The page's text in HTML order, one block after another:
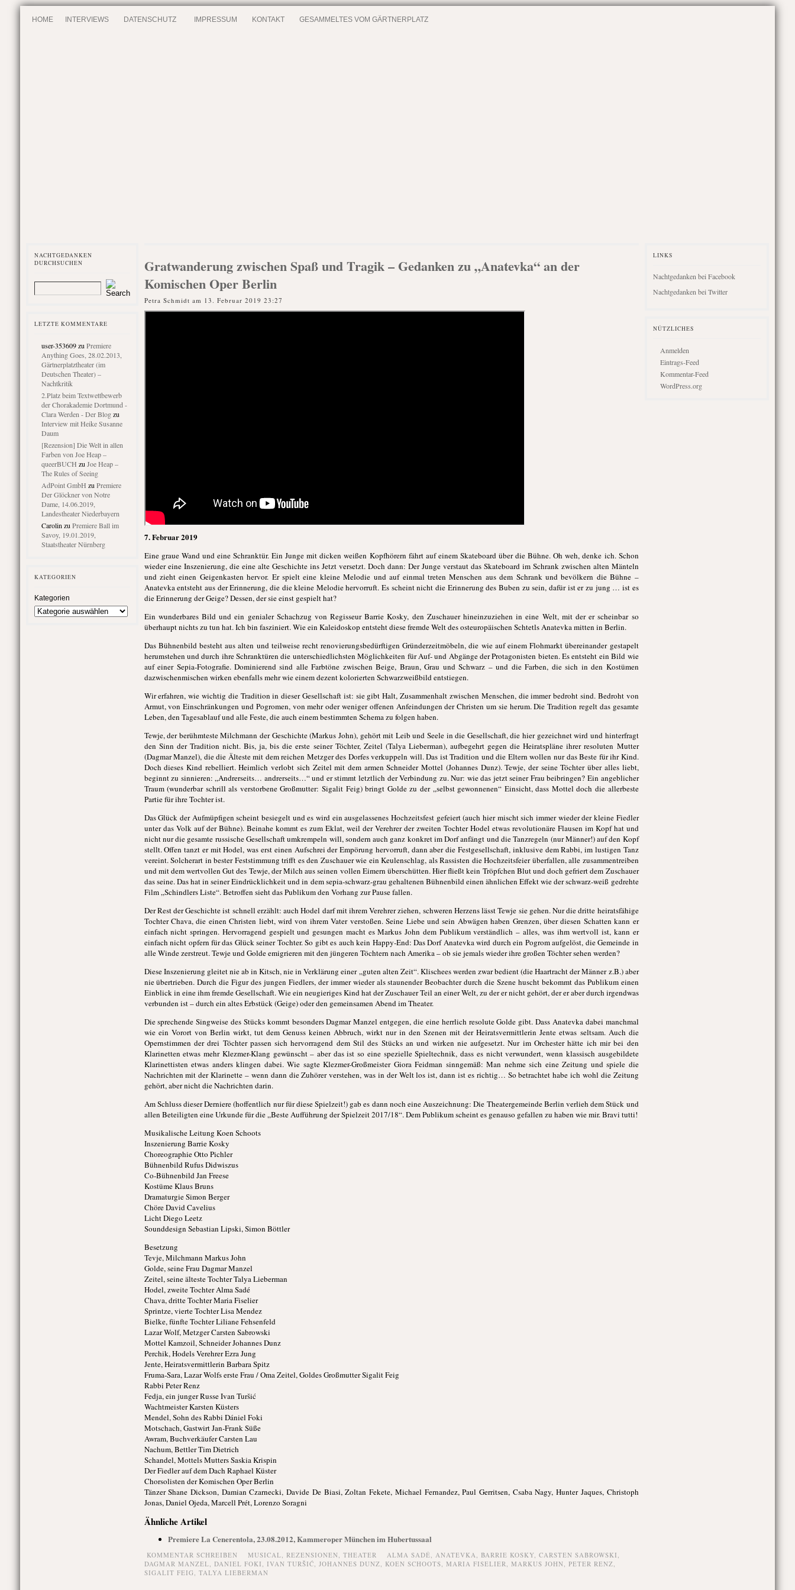
HOME INTERVIEWS DATENSCHUTZ IMPRESSUM KONTAKT GESAMMELTES VOM GÄRTNERPLATZ
NACHTGEDANKEN
DURCHSUCHEN
LETZTE KOMMENTARE
user-353609zu Premiere
Anything Goes, 28.02.2013,
Gärtnerplatztheater (im
Deutschen Theater) –
Nachtkritik
2.Platz beim Textwettbewerb
der Chorakademie Dortmund -
Clara Werden - Der Blogzu
Interview mit Heike Susanne
Daum
[Rezension] Die Welt in allen
Farben von Joe Heap –
queerBUCH zu Joe Heap –
The Rules of Seeing
AdPoint GmbH zu Premiere
Der Glöckner von Notre
Dame, 14.06.2019,
Landestheater Niederbayern
Carolin zu Premiere Ball im
Savoy, 19.01.2019,
Staatstheater Nürnberg
KATEGORIEN
Kategorien
Gratwanderung zwischen Spaß und Tragik – Gedanken zu „Anatevka“ an der
Komischen Oper Berlin
Petra Schmidt am 13. Februar 2019 23:27
7. Februar 2019
Eine graue Wand und eine Schranktür. Ein Junge mit dicken weißen Kopfhörern fährt auf einem Skateboard über die Bühne. Oh weh, denke ich. Schon
wieder eine Inszenierung, die eine alte Geschichte ins Jetzt versetzt. Doch dann: Der Junge verstaut das Skateboard im Schrank zwischen alten Mänteln
und zieht einen Geigenkasten hervor. Er spielt eine kleine Melodie und auf einmal treten Menschen aus dem Schrank und bevölkern die Bühne –
Anatevka entsteht aus der Erinnerung, die die kleine Melodie hervorruft. Es scheint nicht die Erinnerung des Buben zu sein, dafür ist er zu jung … ist es
die Erinnerung der Geige? Dessen, der sie einst gespielt hat?
Ein wunderbares Bild und ein genialer Schachzug von Regisseur Barrie Kosky, den Zuschauer hineinzuziehen in eine Welt, mit der er scheinbar so
überhaupt nichts zu tun hat. Ich bin fasziniert. Wie ein Kaleidoskop entsteht diese fremde Welt des osteuropäischen Schtetls Anatevka mitten in Berlin.
Das Bühnenbild besteht aus alten und teilweise recht renovierungsbedürftigen Gründerzeitmöbeln, die wie auf einem Flohmarkt übereinander gestapelt
herumstehen und durch ihre Schranktüren die unterschiedlichsten Möglichkeiten für Auf- und Abgänge der Protagonisten bieten. Es entsteht ein Bild wie
auf einer Sepia-Fotografie. Dominierend sind alle Farbtöne zwischen Beige, Braun, Grau und Schwarz – und die Farben, die sich in den Kostümen
dazwischenmischen wirken ebenfalls mehr wie einem dezent kolorierten Schwarzweißbild entstiegen.
Wir erfahren, wie wichtig die Tradition in dieser Gesellschaft ist: sie gibt Halt, Zusammenhalt zwischen Menschen, die immer bedroht sind. Bedroht von
Armut, von Einschränkungen und Pogromen, von mehr oder weniger offenen Anfeindungen der Christen um sie herum. Die Tradition regelt das gesamte
Leben, den Tagesablauf und alle Feste, die auch einem bestimmten Schema zu folgen haben.
Tewje, der berühmteste Milchmann der Geschichte (Markus John), gehört mit Leib und Seele in die Gesellschaft, die hier gezeichnet wird und hinterfragt
den Sinn der Tradition nicht. Bis, ja, bis die erste seiner Töchter, Zeitel (Talya Lieberman), aufbegehrt gegen die Heiratspläne ihrer resoluten Mutter
(Dagmar Manzel), die die Älteste mit dem reichen Metzger des Dorfes verkuppeln will. Das ist Tradition und die Eltern wollen nur das Beste für ihr Kind.
Doch dieses Kind rebelliert. Heimlich verlobt sich Zeitel mit dem armen Schneider Mottel (Johannes Dunz). Tewje, der seine Töchter über alles liebt,
beginnt zu sinnieren: „Andrerseits… andrerseits…“ und er stimmt letztlich der Verbindung zu. Nur: wie das jetzt seiner Frau beibringen? Ein angeblicher
Traum (wunderbar schrill als verstorbene Großmutter: Sigalit Feig) bringt Golde zu der „selbst gewonnenen“ Einsicht, dass Mottel doch die allerbeste
Partie für ihre Tochter ist.
Das Glück der Aufmüpfigen scheint besiegelt und es wird ein ausgelassenes Hochzeitsfest gefeiert (auch hier mischt sich immer wieder der kleine Fiedler
unter das Volk auf der Bühne). Beinahe kommt es zum Eklat, weil der Verehrer der zweiten Tochter Hodel etwas revolutionäre Flausen im Kopf hat und
nicht nur die gesamte russische Gesellschaft umkrempeln will, sondern auch ganz konkret im Dorf anfängt und die Tanzregeln (nur Männer!) auf den Kopf
stellt. Offen tanzt er mit Hodel, was erst einen Aufschrei der Empörung hervorruft, dann aber die Festgesellschaft, inklusive dem Rabbi, im lustigen Tanz
vereint. Solcherart in bester Feststimmung trifft es den Zuschauer wie ein Keulenschlag, als Rassisten die Hochzeitsfeier überfallen, alle zusammentreiben
und mit dem wertvollen Gut des Tewje, der Milch aus seinen vollen Eimern überschütten. Hier fließt kein Tröpfchen Blut und doch gefriert dem Zuschauer
das seine. Das hat in seiner Eindrücklichkeit und in dem sepia-schwarz-grau gehaltenen Bühnenbild einen ähnlichen Effekt wie der schwarz-weiß gedrehte
Film „Schindlers Liste“. Betroffen sieht das Publikum den Vorhang zur Pause fallen.
Der Rest der Geschichte ist schnell erzählt: auch Hodel darf mit ihrem Verehrer ziehen, schweren Herzens lässt Tewje sie gehen. Nur die dritte heiratsfähige
Tochter Chava, die einen Christen liebt, wird von ihrem Vater verstoßen. Seine Liebe und sein Abwägen haben Grenzen, über diesen Schatten kann er
einfach nicht springen. Hervorragend gespielt und gesungen macht es Markus John dem Publikum verständlich – alles, was ihm wertvoll ist, kann er
einfach nicht opfern für das Glück seiner Tochter. So gibt es auch kein Happy-End: Das Dorf Anatevka wird durch ein Pogrom aufgelöst, die Gemeinde in
alle Winde zerstreut. Tewje und Golde emigrieren mit den jüngeren Töchtern nach Amerika – ob sie jemals wieder ihre großen Töchter sehen werden?
Diese Inszenierung gleitet nie ab in Kitsch, nie in Verklärung einer „guten alten Zeit“. Klischees werden zwar bedient (die Haartracht der Männer z.B.) aber
nie übertrieben. Durch die Figur des jungen Fiedlers, der immer wieder als staunender Beobachter durch die Szene huscht bekommt das Publikum einen
Einblick in eine ihm fremde Gesellschaft. Wie ein neugieriges Kind hat der Zuschauer Teil an einer Welt, zu der er nicht gehört, der er aber durch irgendwas
verbunden ist – durch ein altes Erbstück (Geige) oder den gemeinsamen Abend im Theater.
Die sprechende Singweise des Stücks kommt besonders Dagmar Manzel entgegen, die eine herrlich resolute Golde gibt. Dass Anatevka dabei manchmal
wie ein Vorort von Berlin wirkt, tut dem Genuss keinen Abbruch, wirkt nur in den Szenen mit der Heiratsvermittlerin Jente etwas seltsam. Auch die
Opernstimmen der drei Töchter passen sich hervorragend dem Stil des Stücks an und wirken nie aufgesetzt. Nur im Orchester hätte ich mir bei den
Klarinetten etwas mehr Klezmer-Klang gewünscht – aber das ist so eine spezielle Spieltechnik, dass es nicht verwundert, wenn klassisch ausgebildete
Klarinettisten etwas anders klingen dabei. Wie sagte Klezmer-Großmeister Giora Feidman sinngemäß: Man nehme sich eine Zeitung und spiele die
Nachrichten mit der Klarinette – wenn dann die Zuhörer verstehen, was in der Welt los ist, dann ist es richtig… So betrachtet habe ich wohl die Zeitung
gehört, aber nicht die Nachrichten darin.
Am Schluss dieser Derniere (hoffentlich nur für diese Spielzeit!) gab es dann noch eine Auszeichnung: Die Theatergemeinde Berlin verlieh dem Stück und
allen Beteiligten eine Urkunde für die „Beste Aufführung der Spielzeit 2017/18“. Dem Publikum scheint es genauso gefallen zu haben wie mir. Bravi tutti!
Musikalische Leitung Koen Schoots
Inszenierung Barrie Kosky
Choreographie Otto Pichler
Bühnenbild Rufus Didwiszus
Co-Bühnenbild Jan Freese
Kostüme Klaus Bruns
Dramaturgie Simon Berger
Chöre David Cavelius
Licht Diego Leetz
Sounddesign Sebastian Lipski, Simon Böttler
Besetzung
Tevje, Milchmann Markus John
Golde, seine Frau Dagmar Manzel
Zeitel, seine älteste Tochter Talya Lieberman
Hodel, zweite Tochter Alma Sadé
Chava, dritte Tochter Maria Fiselier
Sprintze, vierte Tochter Lisa Mendez
Bielke, fünfte Tochter Liliane Fehsenfeld
Lazar Wolf, Metzger Carsten Sabrowski
Mottel Kamzoil, Schneider Johannes Dunz
Perchik, Hodels Verehrer Ezra Jung
Jente, Heiratsvermittlerin Barbara Spitz
Fruma-Sara, Lazar Wolfs erste Frau / Oma Zeitel, Goldes Großmutter Sigalit Feig
Rabbi Peter Renz
Fedja, ein junger Russe Ivan Turšić
Wachtmeister Karsten Küsters
Mendel, Sohn des Rabbi Dániel Foki
Motschach, Gastwirt Jan-Frank Süße
Awram, Buchverkäufer Carsten Lau
Nachum, Bettler Tim Dietrich
Schandel, Mottels Mutters Saskia Krispin
Der Fiedler auf dem Dach Raphael Küster
Chorsolisten der Komischen Oper Berlin
Tänzer Shane Dickson, Damian Czarnecki, Davide De Biasi, Zoltan Fekete, Michael Fernandez, Paul Gerritsen, Csaba Nagy, Hunter Jaques, Christoph
Jonas, Daniel Ojeda, Marcell Prét, Lorenzo Soragni
Ähnliche Artikel
Premiere La Cenerentola, 23.08.2012, Kammeroper München im Hubertussaal
KOMMENTAR SCHREIBEN MUSICAL, REZENSIONEN, THEATER ALMA SADÉ, ANATEVKA, BARRIE KOSKY, CARSTEN SABROWSKI,
DAGMAR MANZEL, DANIEL FOKI, IVAN TURŠIĆ, JOHANNES DUNZ, KOEN SCHOOTS, MARIA FISELIER, MARKUS JOHN, PETER RENZ,
SIGALIT FEIG, TALYA LIEBERMAN
LINKS
Nachtgedanken bei Facebook
Nachtgedanken bei Twitter
NÜTZLICHES
Anmelden
Eintrags-Feed
Kommentar-Feed
WordPress.org